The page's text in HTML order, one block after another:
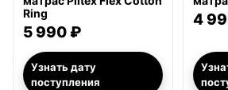
Ring
5 990 ₽
Узнать дату
поступления
4